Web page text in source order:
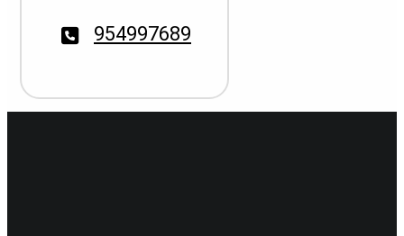
954997689